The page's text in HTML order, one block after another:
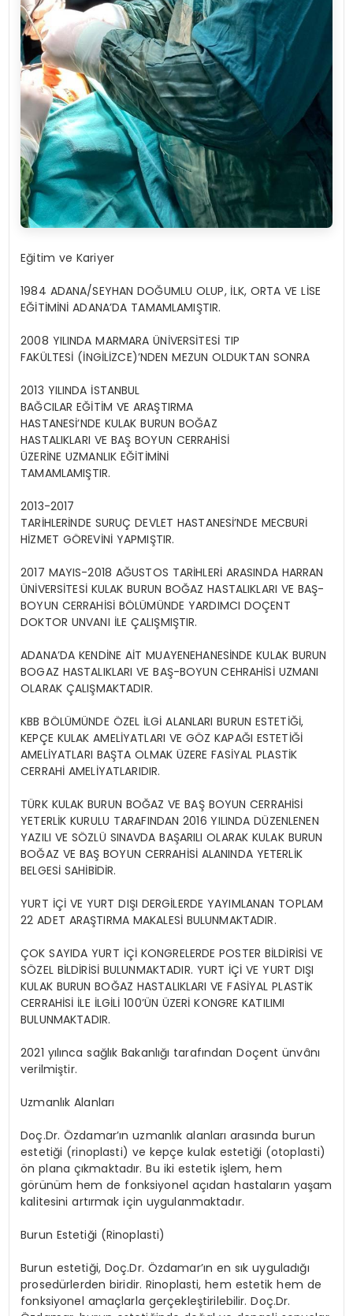
Eğitim ve Kariyer
1984 ADANA/SEYHAN DOĞUMLU OLUP, İLK, ORTA VE LİSE
EĞİTİMİNİ ADANA’DA TAMAMLAMIŞTIR.
2008 YILINDA MARMARA ÜNİVERSİTESİ TIP
FAKÜLTESİ (İNGİLİZCE)’NDEN MEZUN OLDUKTAN SONRA
2013 YILINDA İSTANBUL
BAĞCILAR EĞİTİM VE ARAŞTIRMA
HASTANESİ’NDE KULAK BURUN BOĞAZ
HASTALIKLARI VE BAŞ BOYUN CERRAHİSİ
ÜZERİNE UZMANLIK EĞİTİMİNİ
TAMAMLAMIŞTIR.
2013-2017
TARİHLERİNDE SURUÇ DEVLET HASTANESİ’NDE MECBURİ
HİZMET GÖREVİNİ YAPMIŞTIR.
2017 MAYIS-2018 AĞUSTOS TARİHLERİ ARASINDA HARRAN
ÜNİVERSİTESİ KULAK BURUN BOĞAZ HASTALIKLARI VE BAŞ-
BOYUN CERRAHİSİ BÖLÜMÜNDE YARDIMCI DOÇENT
DOKTOR UNVANI İLE ÇALIŞMIŞTIR.
ADANA’DA KENDİNE AİT MUAYENEHANESİNDE KULAK BURUN
BOGAZ HASTALIKLARI VE BAŞ-BOYUN CEHRAHİSİ UZMANI
OLARAK ÇALIŞMAKTADIR.
KBB BÖLÜMÜNDE ÖZEL İLGİ ALANLARI BURUN ESTETİĞİ,
KEPÇE KULAK AMELİYATLARI VE GÖZ KAPAĞI ESTETİĞİ
AMELİYATLARI BAŞTA OLMAK ÜZERE FASİYAL PLASTİK
CERRAHİ AMELİYATLARIDIR.
TÜRK KULAK BURUN BOĞAZ VE BAŞ BOYUN CERRAHİSİ
YETERLİK KURULU TARAFINDAN 2016 YILINDA DÜZENLENEN
YAZILI VE SÖZLÜ SINAVDA BAŞARILI OLARAK KULAK BURUN
BOĞAZ VE BAŞ BOYUN CERRAHİSİ ALANINDA YETERLİK
BELGESİ SAHİBİDİR.
YURT İÇİ VE YURT DIŞI DERGİLERDE YAYIMLANAN TOPLAM
22 ADET ARAŞTIRMA MAKALESİ BULUNMAKTADIR.
ÇOK SAYIDA YURT İÇİ KONGRELERDE POSTER BİLDİRİSİ VE
SÖZEL BİLDİRİSİ BULUNMAKTADIR. YURT İÇİ VE YURT DIŞI
KULAK BURUN BOĞAZ HASTALIKLARI VE FASİYAL PLASTİK
CERRAHİSİ İLE İLGİLİ 100’ÜN ÜZERİ KONGRE KATILIMI
BULUNMAKTADIR.
2021 yılınca sağlık Bakanlığı tarafından Doçent ünvânı
verilmiştir.
Uzmanlık Alanları
Doç.Dr. Özdamar’ın uzmanlık alanları arasında burun
estetiği (rinoplasti) ve kepçe kulak estetiği (otoplasti)
ön plana çıkmaktadır. Bu iki estetik işlem, hem
görünüm hem de fonksiyonel açıdan hastaların yaşam
kalitesini artırmak için uygulanmaktadır.
Burun Estetiği (Rinoplasti)
Burun estetiği, Doç.Dr. Özdamar’ın en sık uyguladığı
prosedürlerden biridir. Rinoplasti, hem estetik hem de
fonksiyonel amaçlarla gerçekleştirilebilir. Doç.Dr.